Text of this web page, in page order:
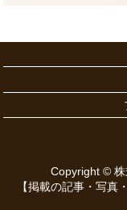
Copyright ©
【掲載の記事・写真